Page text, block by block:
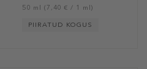
50 ml (7,40 € / 1 ml)
PIIRATUD KOGUS